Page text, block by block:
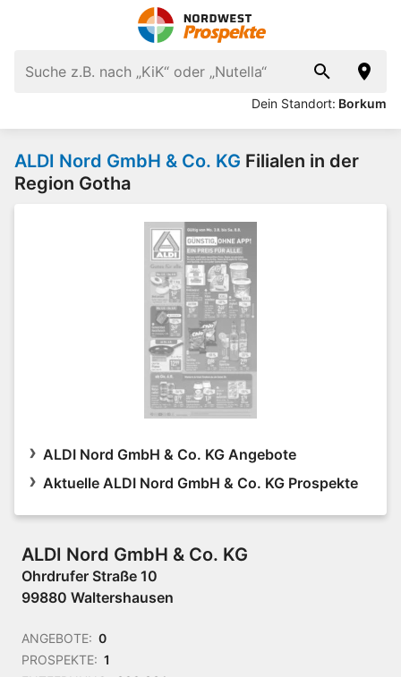
Dein Standort: Borkum
ALDI Nord GmbH & Co. KG Filialen in der
Region Gotha
ALDI Nord GmbH & Co. KG Angebote
Aktuelle ALDI Nord GmbH & Co. KG Prospekte
ALDI Nord GmbH & Co. KG
Ohrdrufer Straße 10
99880 Waltershausen
ANGEBOTE: 0
PROSPEKTE: 1